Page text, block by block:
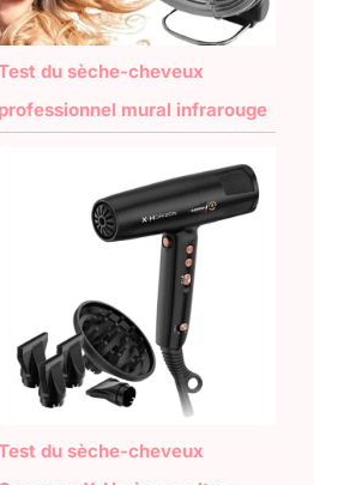
du sèche-cheveux
professionnel mural infrarouge
du sèche-cheveux